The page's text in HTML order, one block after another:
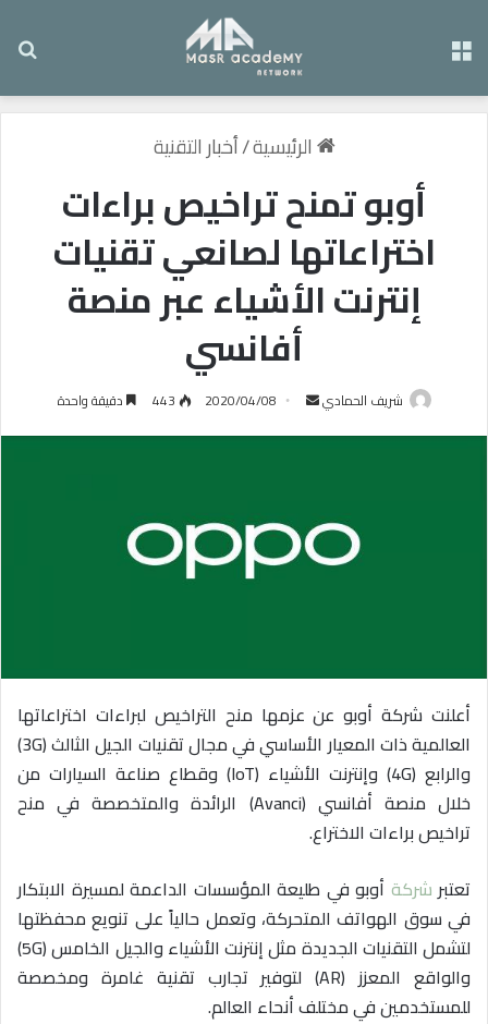
الرئيسية/أخبار التقنية
أوبو تمنح تراخيص براءات
اختراعاتها لصانعي تقنيات
إنترنت الأشياء عبر منصة
أفانسي
شريف الحمادي
ر
ي
ت
ر
و
ن
ي
2020/04/08
443 دقيقة واحدة
أعلنت شركة أوبو عن عزمها منح التراخيص لبراءات اختراعاتها
العالمية ذات المعيار الأساسي في مجال تقنيات الجيل الثالث (3G)
والرابع (4G) وإنترنت الأشياء (IoT) وقطاع صناعة السيارات من
خلال منصة أفانسي (Avanci) الرائدة والمتخصصة في منح
تراخيص براءات الاختراع.
تعتبرشركة أوبو في طليعة المؤسسات الداعمة لمسيرة الابتكار
في سوق الهواتف المتحركة، وتعمل حالياً على تنويع محفظتها
لتشمل التقنيات الجديدة مثل إنترنت الأشياء والجيل الخامس (5G)
والواقع المعزز (AR) لتوفير تجارب تقنية غامرة ومخصصة
للمستخدمين في مختلف أنحاء العالم.